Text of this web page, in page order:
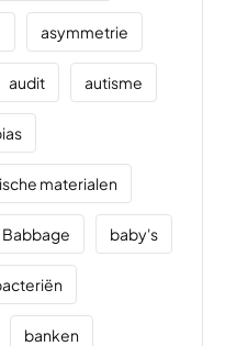
asymmetrie
audit autisme
materialen
Babbage baby's
banken